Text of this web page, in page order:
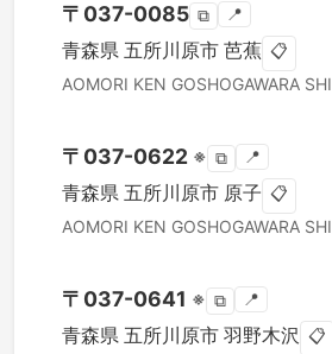
〒 037-0085 ⧉ 📍
青森県 五所川原市 芭蕉 📋
AOMORI KEN GOSHOGAWARA SHI
〒 037-0622 ※ ⧉ 📍
青森県 五所川原市 原子 📋
AOMORI KEN GOSHOGAWARA SHI
〒 037-0641 ※ ⧉ 📍
青森県 五所川原市 羽野木沢 📋